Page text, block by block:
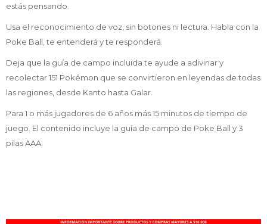
estás pensando.
Usa el reconocimiento de voz, sin botones ni lectura. Habla con la
Poke Ball, te entenderá y te responderá.
Deja que la guía de campo incluida te ayude a adivinar y
recolectar 151 Pokémon que se convirtieron en leyendas de todas
las regiones, desde Kanto hasta Galar.
Para 1 o más jugadores de 6 años más 15 minutos de tiempo de
juego. El contenido incluye la guía de campo de Poke Ball y 3
pilas AAA.